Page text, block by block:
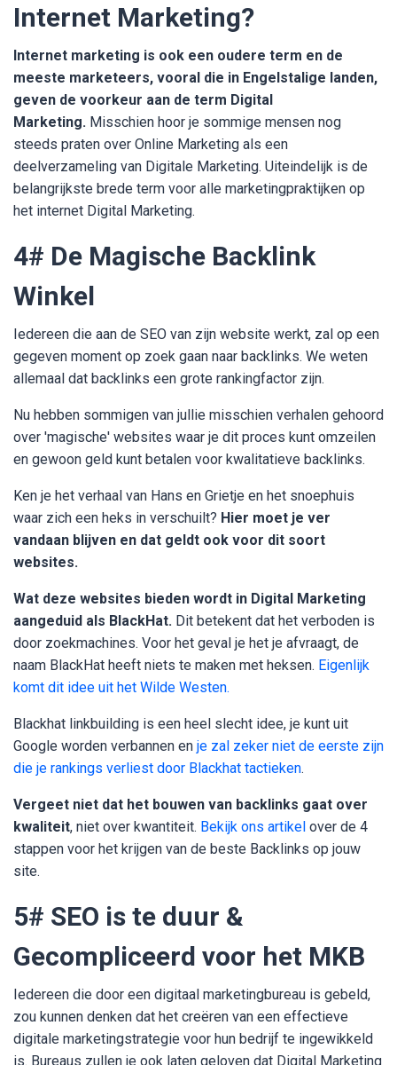
Internet Marketing?
Internet marketing is ook een oudere term en de
meeste marketeers, vooral die in Engelstalige landen,
geven de voorkeur aan de term Digital
Marketing. Misschien hoor je sommige mensen nog
steeds praten over Online Marketing als een
deelverzameling van Digitale Marketing. Uiteindelijk is de
belangrijkste brede term voor alle marketingpraktijken op
het internet Digital Marketing.
4# De Magische Backlink
Winkel
Iedereen die aan de SEO van zijn website werkt, zal op een
gegeven moment op zoek gaan naar backlinks. We weten
allemaal dat backlinks een grote rankingfactor zijn.
Nu hebben sommigen van jullie misschien verhalen gehoord
over 'magische' websites waar je dit proces kunt omzeilen
en gewoon geld kunt betalen voor kwalitatieve backlinks.
Ken je het verhaal van Hans en Grietje en het snoephuis
waar zich een heks in verschuilt? Hier moet je ver
vandaan blijven en dat geldt ook voor dit soort
websites.
Wat deze websites bieden wordt in Digital Marketing
aangeduid als BlackHat. Dit betekent dat het verboden is
door zoekmachines. Voor het geval je het je afvraagt, de
naam BlackHat heeft niets te maken met heksen. Eigenlijk
komt dit idee uit het Wilde Westen.
Blackhat linkbuilding is een heel slecht idee, je kunt uit
Google worden verbannen en je zal zeker niet de eerste zijn
die je rankings verliest door Blackhat tactieken.
Vergeet niet dat het bouwen van backlinks gaat over
kwaliteit, niet over kwantiteit. Bekijk ons artikel over de 4
stappen voor het krijgen van de beste Backlinks op jouw
site.
5# SEO is te duur &
Gecompliceerd voor het MKB
Iedereen die door een digitaal marketingbureau is gebeld,
zou kunnen denken dat het creëren van een effectieve
digitale marketingstrategie voor hun bedrijf te ingewikkeld
is. Bureaus zullen je ook laten geloven dat Digital Marketing